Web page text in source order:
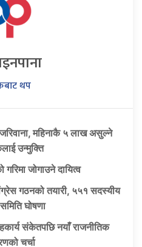
थप
महिनाकै ५ लाख असुल्ने
उन्मुक्ति
गरिमा जोगाउने दायित्व
गठनको तयारी, ५५१ सदस्यीय
घोषणा
संकेतपछि नयाँ राजनीतिक
चर्चा